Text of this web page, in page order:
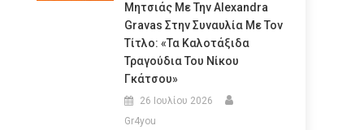
Μητσιάς Με Την Alexandra
Gravas Στην Συναυλία Με Τον
Τίτλο: «τα Καλοτάξιδα
Τραγούδια Του Νίκου
Γκάτσου»
26 Ιουλίου 2026
Gr4you